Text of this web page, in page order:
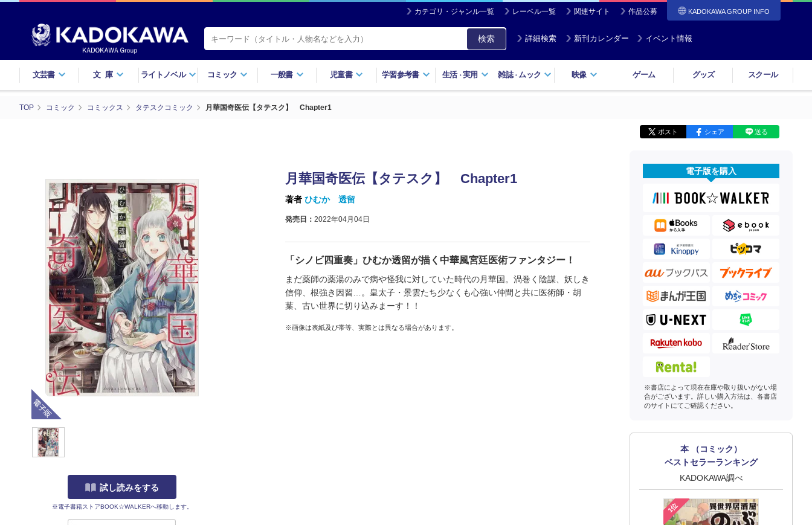
カテゴリ・ジャンル一覧 レーベル一覧 関連サイト 作品公募 KADOKAWA GROUP INFO
検索 詳細検索 新刊カレンダー イベント情報
文芸書 文庫 ライトノベル コミック 一般書 児童書 学習参考書 生活・実用 雑誌・ ムック 映像 ゲーム グッズ スクール
TOP コミック コミックス タテスクコミック 月華国奇医伝【タテスク】 Chapter1
ポスト シェア 送る
電子版
試し読みをする
※電子書籍ストアBOOK☆WALKERへ移動します。
月華国奇医伝【タテスク】 Chapter1
著者 ひむか 透留
発売日： 2022年04月04日
「シノビ四重奏」ひむか透留が描く中華風宮廷医術ファンタジー！
まだ薬師の薬湯のみで病や怪我に対していた時代の月華国。渦巻く陰謀、妖しき
信仰、根強き因習…。皇太子・景雲たち少なくも心強い仲間と共に医術師・胡
葉、古い世界に切り込みまーす！！
※画像は表紙及び帯等、実際とは異なる場合があります。
電子版を購入
※書店によって現在在庫や取り扱いがない場
合がございます。詳しい購入方法は、各書店
のサイトにてご確認ください。
本 （コミック）
ベストセラーランキング
KADOKAWA調べ
1位